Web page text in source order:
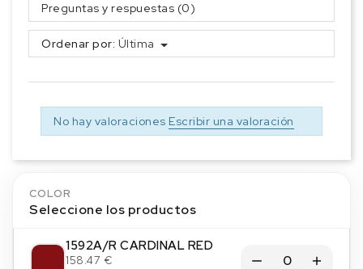
Preguntas y respuestas (0)
Ordenar por: Última
No hay valoraciones Escribir una valoración
COLOR
Seleccione los productos
1592A/R CARDINAL RED
158.47 €